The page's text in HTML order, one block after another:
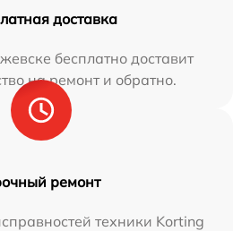
доставка
бесплатно доставит
на ремонт и обратно.
ремонт
техники Korting